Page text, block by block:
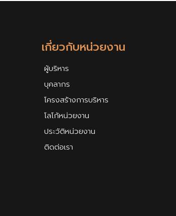
เกี่ยวกับหน่วยงาน
ผู้บริหาร
บุคลากร
โครงสร้างการบริหาร
โลโก้หน่วยงาน
ประวัติหน่วยงาน
ติดต่อเรา